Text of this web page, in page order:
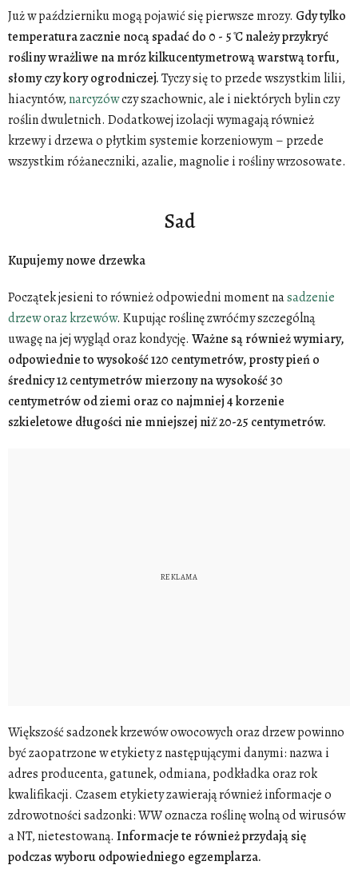
Już w październiku mogą pojawić się pierwsze mrozy. Gdy tylko
temperatura zacznie nocą spadać do 0 - 5 ̊C należy przykryć
rośliny wrażliwe na mróz kilkucentymetrową warstwą torfu,
słomy czy kory ogrodniczej.Tyczy się to przede wszystkim lilii,
hiacyntów,narcyzówczy szachownic, ale i niektórych bylin czy
roślin dwuletnich. Dodatkowej izolacji wymagają również
krzewy i drzewa o płytkim systemie korzeniowym – przede
wszystkim różaneczniki, azalie, magnolie i rośliny wrzosowate.
Sad
Kupujemy nowe drzewka
Początek jesieni to również odpowiedni moment nasadzenie
drzew oraz krzewów. Kupując roślinę zwróćmy szczególną
uwagę na jej wygląd oraz kondycję. Ważne są również wymiary,
odpowiednie to wysokość 120 centymetrów, prosty pień o
średnicy 12 centymetrów mierzony na wysokość 30
centymetrów od ziemi oraz co najmniej 4 korzenie
szkieletowe długości nie mniejszej niż̇ 20-25 centymetrów.
Większość sadzonek krzewów owocowych oraz drzew powinno
być zaopatrzone w etykiety z następującymi danymi: nazwa i
adres producenta, gatunek, odmiana, podkładka oraz rok
kwalifikacji. Czasem etykiety zawierają również informacje o
zdrowotności sadzonki: WW oznacza roślinę wolną od wirusów
a NT, nietestowaną. Informacje te również przydają się
podczas wyboru odpowiedniego egzemplarza.